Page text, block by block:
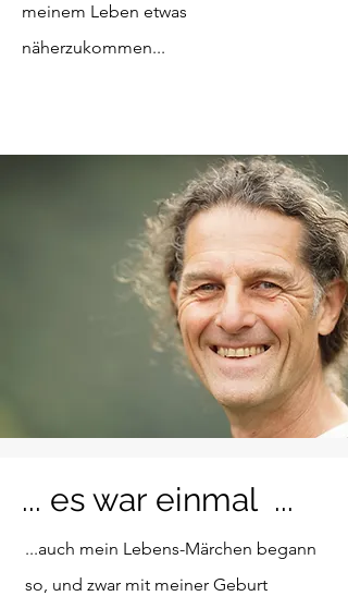
meinem Leben etwas
näherzukommen...
... es war einmal ...
...auch mein Lebens-Märchen begann
so, und zwar mit meiner Geburt